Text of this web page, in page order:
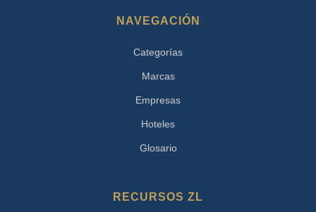
NAVEGACIÓN
Categorías
Marcas
Empresas
Hoteles
Glosario
RECURSOS ZL